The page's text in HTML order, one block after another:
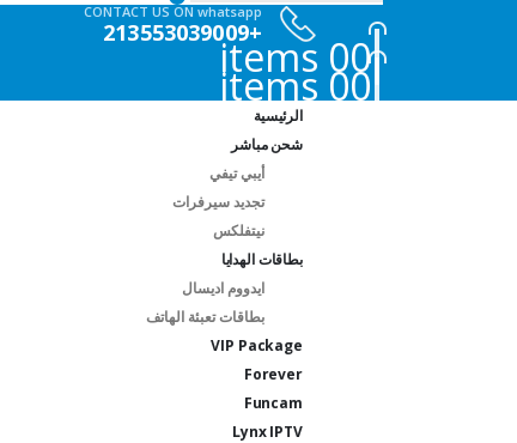
CONTACT US ON whatsapp
+213553039009 00 items
00 items
الرئيسية
شحن مباشر
أيبي تيفي
تجديد سيرفرات
نيتفلكس
بطاقات الهدايا
ايدووم اديسال
بطاقات تعبئة الهاتف
VIP Package
Forever
Funcam
Lynx IPTV